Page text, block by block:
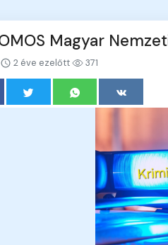
Magyar
2 éve ezelőtt 371